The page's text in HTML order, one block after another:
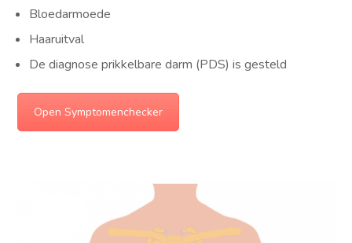
Bloedarmoede
Haaruitval
De diagnose prikkelbare darm (PDS) is gesteld
Open Symptomenchecker